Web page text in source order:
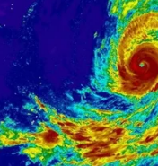
trượt khỏi đường
cây, 68 hành khách